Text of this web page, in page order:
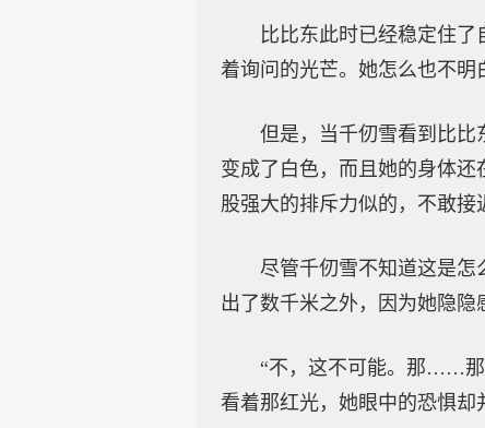
比比东此时已经稳定住
着询问的光芒。她怎么也不明
但是，当千仞雪看到比比
变成了白色，而且她的身体
股强大的排斥力似的，不敢接
尽管千仞雪不知道这是怎
出了数千米之外，因为她隐隐
“不，这不可能。那……
看着那红光，她眼中的恐惧却